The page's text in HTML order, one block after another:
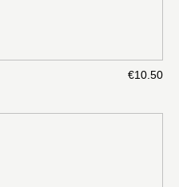
€10.50